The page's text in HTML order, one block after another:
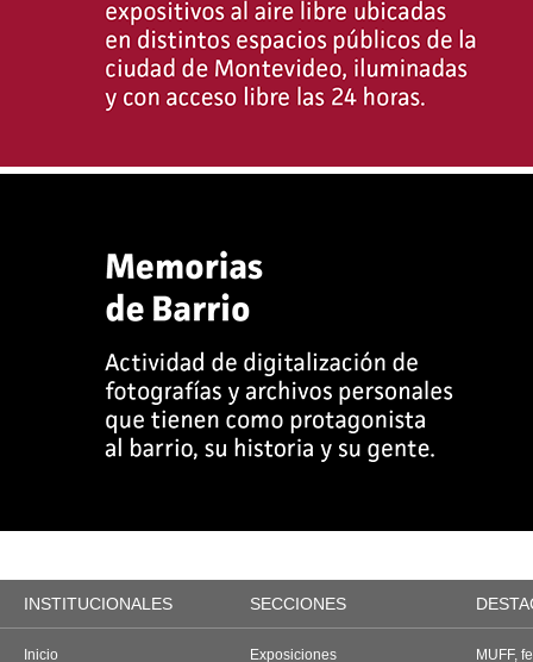
INSTITUCIONALES SECCIONES
Inicio
Exposiciones
MUFF,